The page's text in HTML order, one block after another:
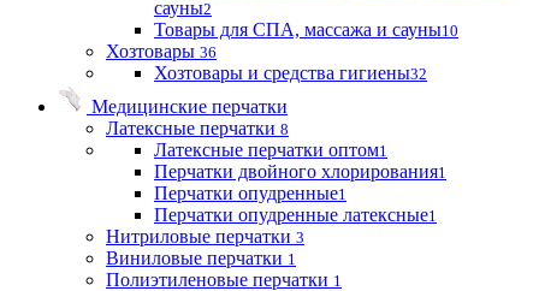
сауны2
Товары для СПА, массажа и сауны10
Хозтовары 36
Хозтовары и средства гигиены32
Медицинские перчатки
Латексные перчатки 8
Латексные перчатки оптом1
Перчатки двойного хлорирования1
Перчатки опудренные1
Перчатки опудренные латексные1
Нитриловые перчатки 3
Виниловые перчатки 1
Полиэтиленовые перчатки 1